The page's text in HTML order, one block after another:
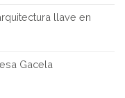
llave en
Gacela